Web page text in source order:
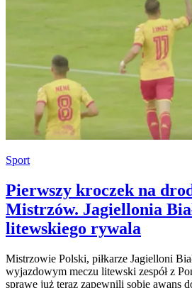
Sport
Pierwszy kroczek na
Mistrzów. Jagiellonia
litewskiego rywala
Mistrzowie Polski, piłkarze Jagielloni
wyjazdowym meczu litewski zespół z
sprawę już teraz zapewnili sobie awans